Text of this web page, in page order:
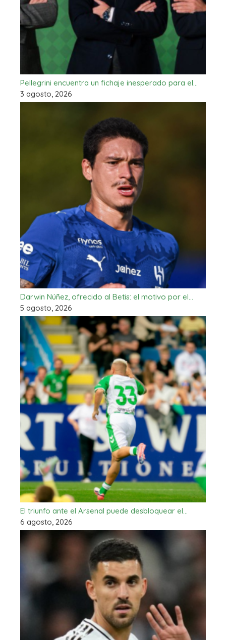
Pellegrini encuentra un fichaje inesperado para el…
3 agosto, 2026
Darwin Núñez, ofrecido al Betis: el motivo por el…
5 agosto, 2026
El triunfo ante el Arsenal puede desbloquear el…
6 agosto, 2026